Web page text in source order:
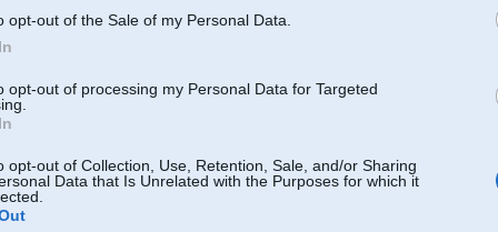
opt-out of the Sale of my Personal Data.
opt-out of processing my Personal Data for Targeted
opt-out of Collection, Use, Retention, Sale, and/or Sharing
Data that Is Unrelated with the Purposes for which it